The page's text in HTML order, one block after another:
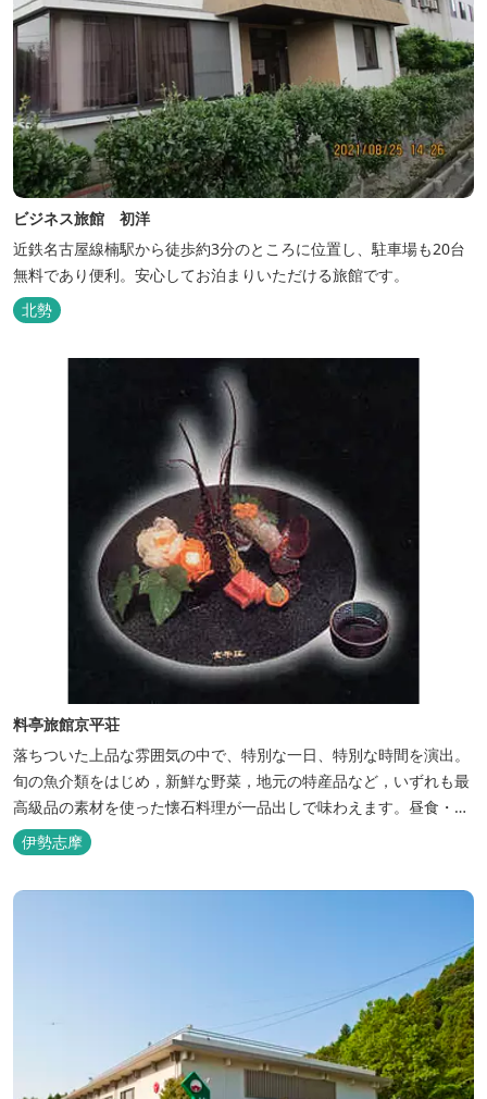
ビジネス旅館 初洋
近鉄名古屋線楠駅から徒歩約3分のところに位置し、駐車場も20台
無料であり便利。安心してお泊まりいただける旅館です。
北勢
料亭旅館京平荘
落ちついた上品な雰囲気の中で、特別な一日、特別な時間を演出。
旬の魚介類をはじめ，新鮮な野菜，地元の特産品など，いずれも最
高級品の素材を使った懐石料理が一品出しで味わえます。昼食・夕
食・宿泊ができます。
伊勢志摩